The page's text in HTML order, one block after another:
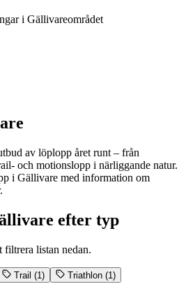
i Gällivareområdet
av löplopp året runt – från
och motionslopp i närliggande natur.
i Gällivare med information om
efter typ
listan nedan.
Trail (1) Triathlon (1)